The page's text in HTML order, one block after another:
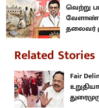
வெற்று
வேளாண்
தலைவர்
Related Stories
Fair